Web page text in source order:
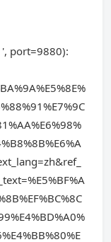
port=9880):